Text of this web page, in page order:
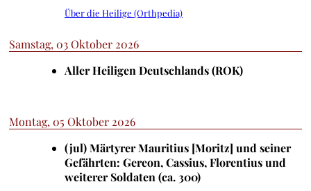
Über die Heilige (Orthpedia)
Samstag, 03 Oktober 2026
Aller Heiligen Deutschlands (ROK)
Montag, 05 Oktober 2026
(jul) Märtyrer Mauritius [Moritz] und seiner
Gefährten: Gereon, Cassius, Florentius und
weiterer Soldaten (ca. 300)